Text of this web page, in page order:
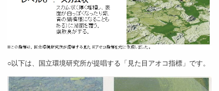
○以下は、国立環境研究所が提唱する「見た目アオコ指標」です。